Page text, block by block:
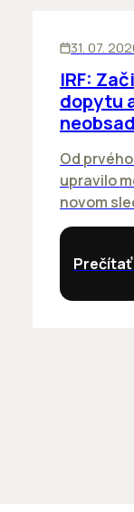
31. 07.
IRF:
dopytu
Od
upravilo
novom